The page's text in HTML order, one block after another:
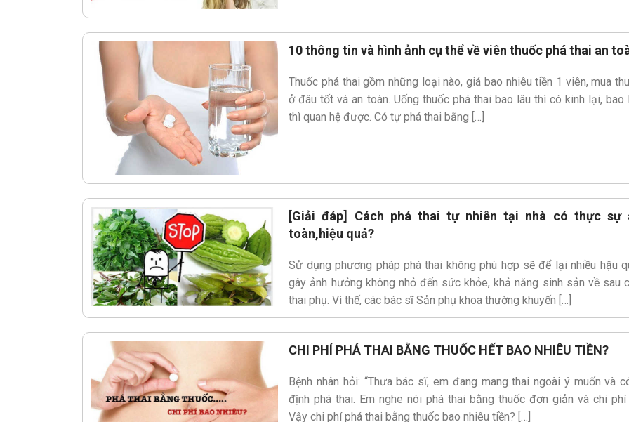
10 thông tin và hình ảnh cụ thể về viên thuốc phá thai an
Thuốc phá thai gồm những loại nào, giá bao nhiêu tiền 1 viên, mua
ở đâu tốt và an toàn. Uống thuốc phá thai bao lâu thì có kinh lại, bao
thì quan hệ được. Có tự phá thai bằng […]
[Giải đáp] Cách phá thai tự nhiên tại nhà có thực sự
toàn,hiệu quả?
Sử dụng phương pháp phá thai không phù hợp sẽ để lại nhiều hậu
gây ảnh hưởng không nhỏ đến sức khỏe, khả năng sinh sản về sau
thai phụ. Vì thế, các bác sĩ Sản phụ khoa thường khuyến […]
CHI PHÍ PHÁ THAI BẰNG THUỐC HẾT BAO NHIÊU TIỀN?
Bệnh nhân hỏi: “Thưa bác sĩ, em đang mang thai ngoài ý muốn và
định phá thai. Em nghe nói phá thai bằng thuốc đơn giản và chi phí
Vậy chi phí phá thai bằng thuốc bao nhiêu tiền? […]